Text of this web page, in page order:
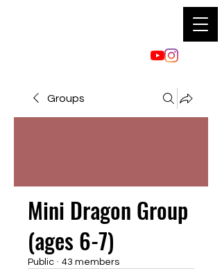
Groups
Mini Dragon Group
(ages 6-7)
Public · 43 members